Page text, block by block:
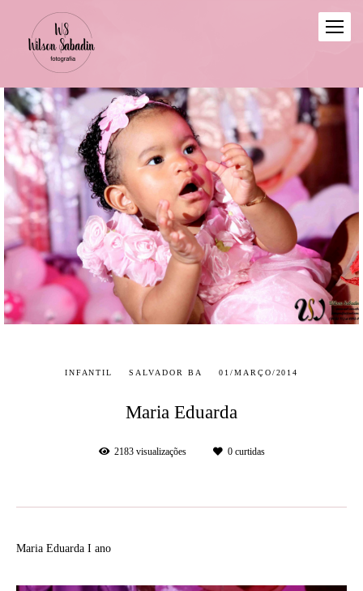
INFANTIL SALVADOR BA 01/MARÇO/2014
Maria Eduarda
2183visualizações 0curtidas
Maria Eduarda I ano